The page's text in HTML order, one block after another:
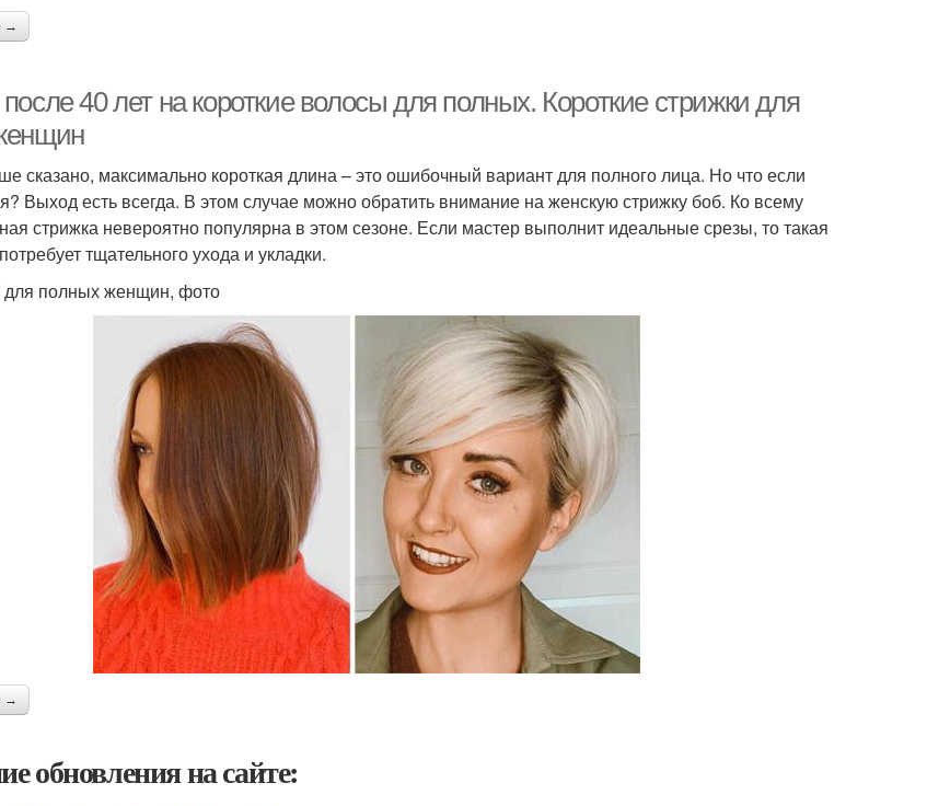
→
40 лет на короткие волосы для полных. Короткие стрижки для
сказано, максимально короткая длина – это ошибочный вариант для полного лица. Но что если
Выход есть всегда. В этом случае можно обратить внимание на женскую стрижку боб. Ко всему
стрижка невероятно популярна в этом сезоне. Если мастер выполнит идеальные срезы, то такая
тщательного ухода и укладки.
для полных женщин, фото
→
обновления на сайте: